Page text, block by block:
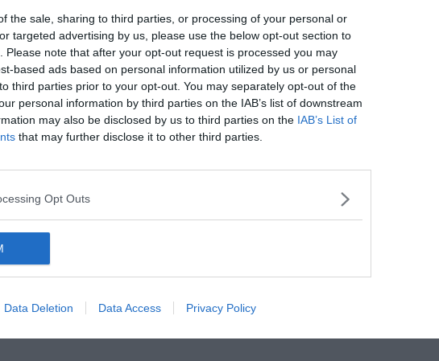
the sale, sharing to third parties, or processing of your personal or
targeted advertising by us, please use the below opt-out section to
Please note that after your opt-out request is processed you may
based ads based on personal information utilized by us or personal
third parties prior to your opt-out. You may separately opt-out of the
personal information by third parties on the IAB’s list of downstream
may also be disclosed by us to third parties on the IAB’s List of
that may further disclose it to other third parties.
Opt Outs
Data Deletion Data Access Privacy Policy
alla
Newsletter QUInews - ToscanaMedia.
casella di posta.
poggio adorno